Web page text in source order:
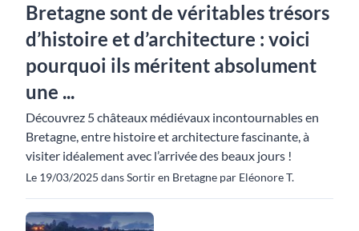
Bretagne sont de véritables trésors
d’histoire et d’architecture : voici
pourquoi ils méritent absolument
une ...
Découvrez 5 châteaux médiévaux incontournables en
Bretagne, entre histoire et architecture fascinante, à
visiter idéalement avec l’arrivée des beaux jours !
Le 19/03/2025 dans Sortir en Bretagne par Eléonore T.